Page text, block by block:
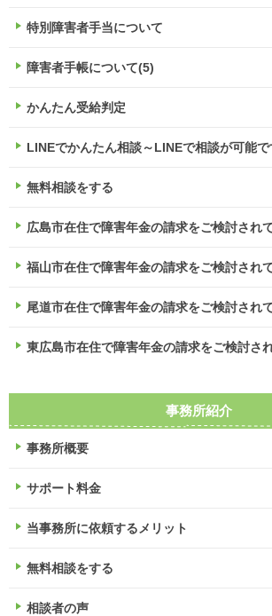
特別障害者手当について
障害者手帳について(5)
かんたん受給判定
LINEでかんたん相談～LINEで相談が可能で
無料相談をする
広島市在住で障害年金の請求をご検討され
福山市在住で障害年金の請求をご検討され
尾道市在住で障害年金の請求をご検討され
東広島市在住で障害年金の請求をご検討さ
事務所紹介
事務所概要
サポート料金
当事務所に依頼するメリット
無料相談をする
相談者の声